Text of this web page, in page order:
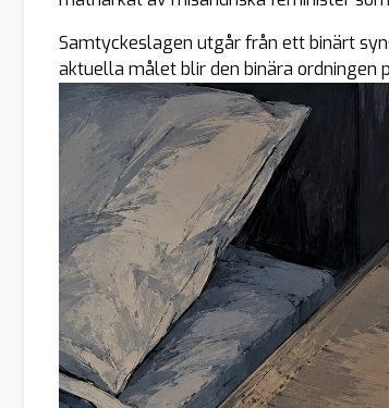
Samtyckeslagen utgår från ett binärt
aktuella målet blir den binära ordningen